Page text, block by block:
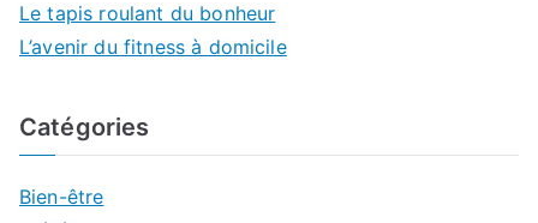
Le tapis roulant du bonheur
L’avenir du fitness à domicile
Catégories
Bien-être